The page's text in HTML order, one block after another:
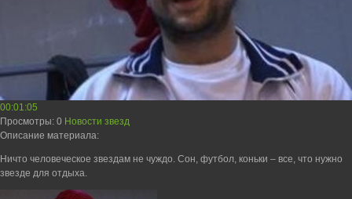
00:01:05
Просмотры: 0 Новости звезд
Описание материала:
Ничто человеческое звездам не чуждо. Сон, футбол, коньки – все, что нужно
звезде для отдыха.